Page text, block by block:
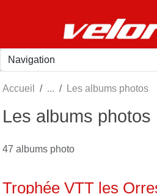
Accueil Les albums photos
Les albums photos
47 albums photo
Trophée VTT les